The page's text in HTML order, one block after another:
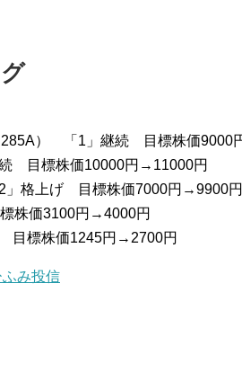
285A） 「1」継続 目標株価9000
目標株価10000円→11000円
」格上げ 目標株価7000円→9900円
株価3100円→4000円
目標株価1245円→2700円
み投信